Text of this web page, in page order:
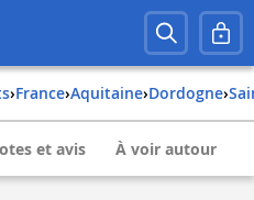
› france› aquitaine› dordogne›
et avis À voir autour